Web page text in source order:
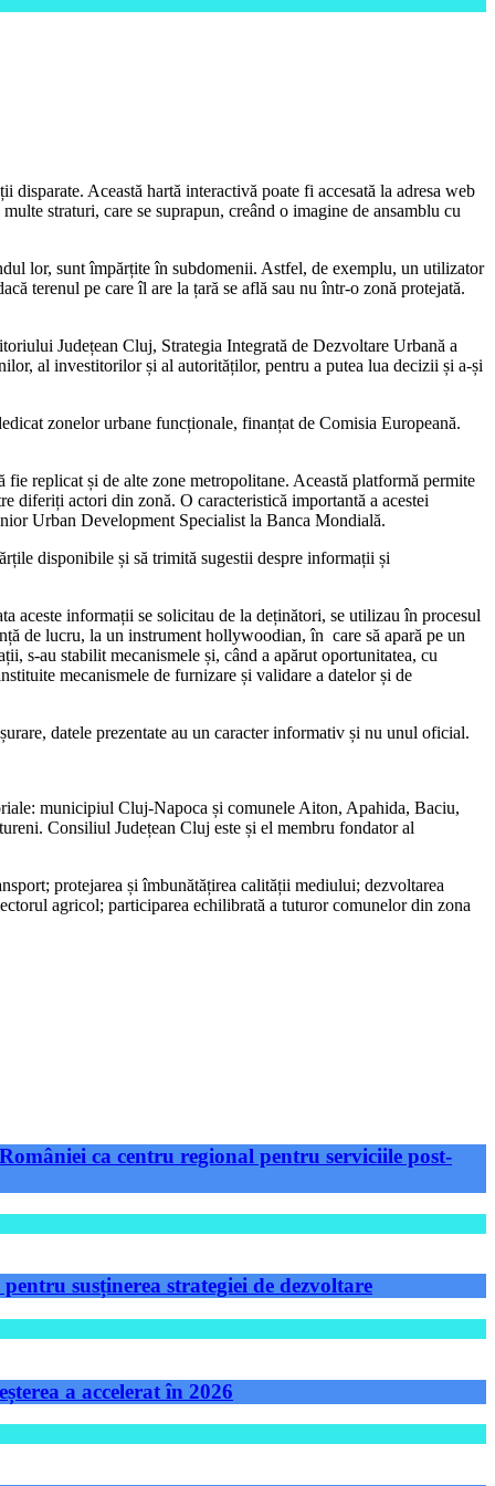
Această hartă interactivă poate fi accesată la adresa web
straturi, care se suprapun, creând o imagine de ansamblu cu
lor, sunt împărțite în subdomenii. Astfel, de exemplu, un utilizator
terenul pe care îl are la țară se află sau nu într-o zonă protejată.
Județean Cluj, Strategia Integrată de Dezvoltare Urbană a
al investitorilor și al autorităților, pentru a putea lua decizii și a-și
zonelor urbane funcționale, finanțat de Comisia Europeană.
replicat și de alte zone metropolitane. Această platformă permite
diferiți actori din zonă. O caracteristică importantă a acestei
Urban Development Specialist la Banca Mondială.
disponibile și să trimită sugestii despre informații și
aceste informații se solicitau de la deținători, se utilizau în procesul
de lucru, la un instrument hollywoodian, în care să apară pe un
s-au stabilit mecanismele și, când a apărut oportunitatea, cu
mecanismele de furnizare și validare a datelor și de
datele prezentate au un caracter informativ și nu unul oficial.
municipiul Cluj-Napoca și comunele Aiton, Apahida, Baciu,
Consiliul Județean Cluj este și el membru fondator al
protejarea și îmbunătățirea calității mediului; dezvoltarea
agricol; participarea echilibrată a tuturor comunelor din zona
ca centru regional pentru serviciile post-
susținerea strategiei de dezvoltare
a accelerat în 2026